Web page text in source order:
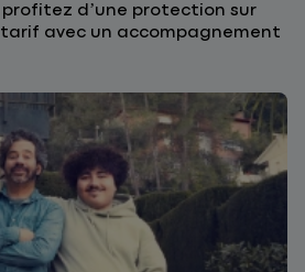
d’une protection sur
avec un accompagnement